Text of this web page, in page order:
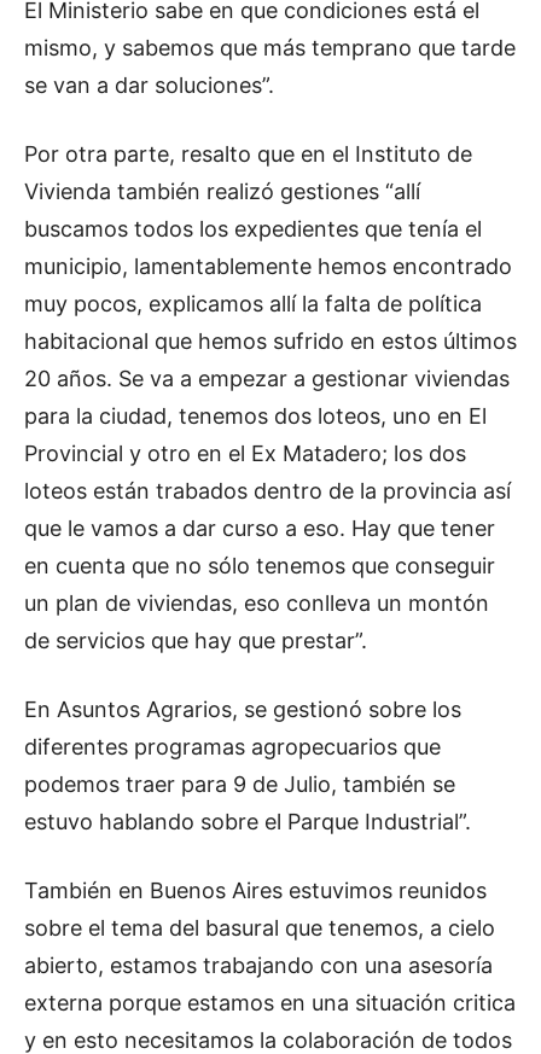
El Ministerio sabe en que condiciones está el
mismo, y sabemos que más temprano que tarde
se van a dar soluciones”.
Por otra parte, resalto que en el Instituto de
Vivienda también realizó gestiones “allí
buscamos todos los expedientes que tenía el
municipio, lamentablemente hemos encontrado
muy pocos, explicamos allí la falta de política
habitacional que hemos sufrido en estos últimos
20 años. Se va a empezar a gestionar viviendas
para la ciudad, tenemos dos loteos, uno en El
Provincial y otro en el Ex Matadero; los dos
loteos están trabados dentro de la provincia así
que le vamos a dar curso a eso. Hay que tener
en cuenta que no sólo tenemos que conseguir
un plan de viviendas, eso conlleva un montón
de servicios que hay que prestar”.
En Asuntos Agrarios, se gestionó sobre los
diferentes programas agropecuarios que
podemos traer para 9 de Julio, también se
estuvo hablando sobre el Parque Industrial”.
También en Buenos Aires estuvimos reunidos
sobre el tema del basural que tenemos, a cielo
abierto, estamos trabajando con una asesoría
externa porque estamos en una situación critica
y en esto necesitamos la colaboración de todos